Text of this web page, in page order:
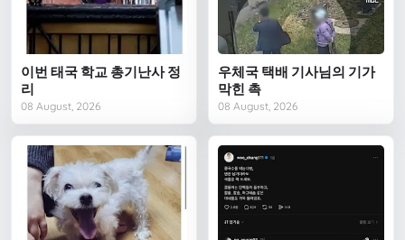
이번 태국 학교 총기난사 정
리
08 August, 2026
우체국 택배 기사님의 기가
막힌 촉
08 August, 2026